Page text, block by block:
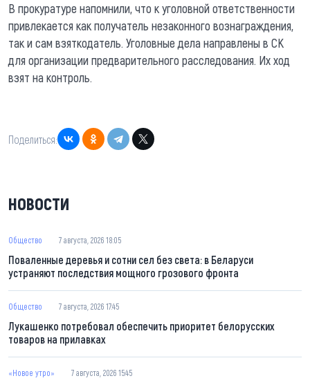
В прокуратуре напомнили, что к уголовной ответственности
привлекается как получатель незаконного вознаграждения,
так и сам взяткодатель. Уголовные дела направлены в СК
для организации предварительного расследования. Их ход
взят на контроль.
Поделиться:
НОВОСТИ
Общество 7 августа, 2026 18:05
Поваленные деревья и сотни сел без света: в Беларуси
устраняют последствия мощного грозового фронта
Общество 7 августа, 2026 17:45
Лукашенко потребовал обеспечить приоритет белорусских
товаров на прилавках
«Новое утро» 7 августа, 2026 15:45